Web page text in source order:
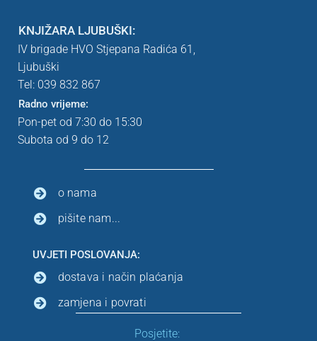
KNJIŽARA LJUBUŠKI:
IV brigade HVO Stjepana Radića 61,
Ljubuški
Tel: 039 832 867
Radno vrijeme:
Pon-pet od 7:30 do 15:30
Subota od 9 do 12
o nama
pišite nam...
UVJETI POSLOVANJA:
dostava i način plaćanja
zamjena i povrati
Posjetite: